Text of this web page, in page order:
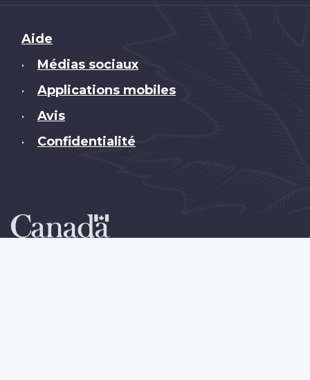
Brand
Aide
• Médias sociaux
• Applications mobiles
• Avis
• Confidentialité